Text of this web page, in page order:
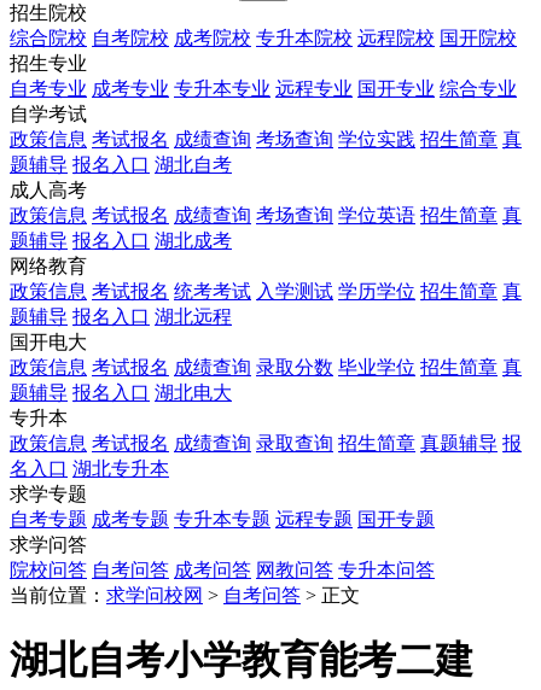
招生院校
综合院校 自考院校 成考院校 专升本院校 远程院校 国开院校
招生专业
自考专业 成考专业 专升本专业 远程专业 国开专业 综合专业
自学考试
政策信息 考试报名 成绩查询 考场查询 学位实践 招生简章 真
题辅导 报名入口 湖北自考
成人高考
政策信息 考试报名 成绩查询 考场查询 学位英语 招生简章 真
题辅导 报名入口 湖北成考
网络教育
政策信息 考试报名 统考考试 入学测试 学历学位 招生简章 真
题辅导 报名入口 湖北远程
国开电大
政策信息 考试报名 成绩查询 录取分数 毕业学位 招生简章 真
题辅导 报名入口 湖北电大
专升本
政策信息 考试报名 成绩查询 录取查询 招生简章 真题辅导 报
名入口 湖北专升本
求学专题
自考专题 成考专题 专升本专题 远程专题 国开专题
求学问答
院校问答 自考问答 成考问答 网教问答 专升本问答
当前位置： 求学问校网 > 自考问答 > 正文
湖北自考小学教育能考二建